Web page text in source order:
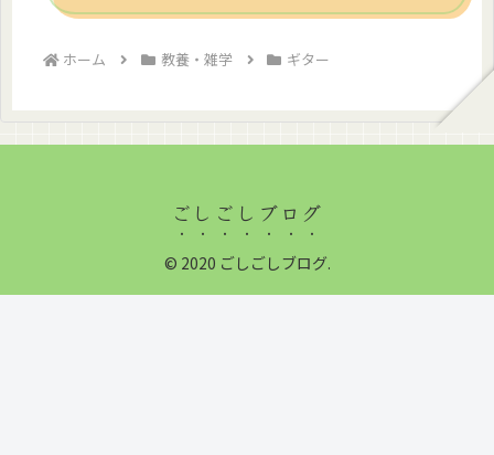
ホーム 教養・雑学 ギター
ごしごしブログ
© 2020 ごしごしブログ.